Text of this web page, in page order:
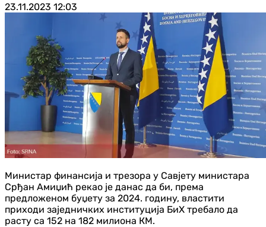
23.11.2023 12:03
Министар финансија и трезора у Савјету министара
Срђан Амиџић рекао је данас да би, према
предложеном буџету за 2024. годину, властити
приходи заједничких институција БиХ требало да
расту са 152 на 182 милиона КМ.